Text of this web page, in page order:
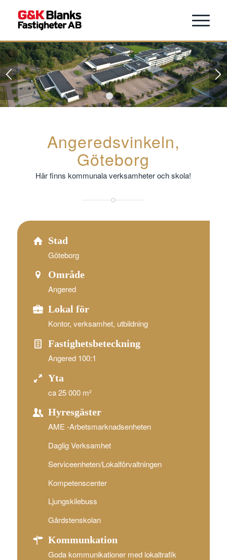
1 2
Angeredsvinkeln,
Göteborg
Här finns kommunala verksamheter och skola!
Stad
Göteborg
Område
Angered
Lokal för
Kontor, verksamhet, utbildning
Fastighetsbeteckning
Angered 100:1
Yta
ca 25 000 m²
Hyresgäster
AME -Arbetsmarknadsenheten
Daglig Verksamhet
Serviceenheten/Lokalförvaltningen
Kompetenscenter
Ljungskilebuss
Gårdstenskolan
Kommunkation
Goda kommunikationer med lokaltrafik